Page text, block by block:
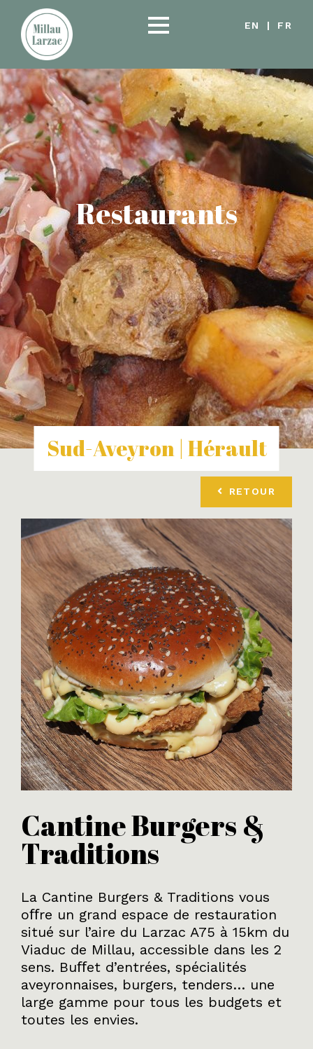
EN | FR
Restaurants
Sud-Aveyron | Hérault
RETOUR
Cantine Burgers &
Traditions
La Cantine Burgers & Traditions vous
oﬀre un grand espace de restauration
situé sur l’aire du Larzac A75 à 15km du
Viaduc de Millau, accessible dans les 2
sens. Buﬀet d’entrées, spécialités
aveyronnaises, burgers, tenders… une
large gamme pour tous les budgets et
toutes les envies.